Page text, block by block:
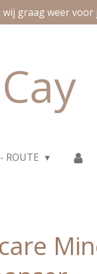
graag weer voor
ROUTE